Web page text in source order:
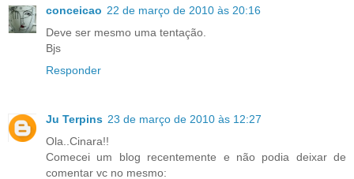
conceicao 22 de março de 2010 às 20:16
Deve ser mesmo uma tentação.
Bjs
Responder
Ju Terpins 23 de março de 2010 às 12:27
Ola..Cinara!!
Comecei um blog recentemente e não podia deixar de
comentar vc no mesmo: